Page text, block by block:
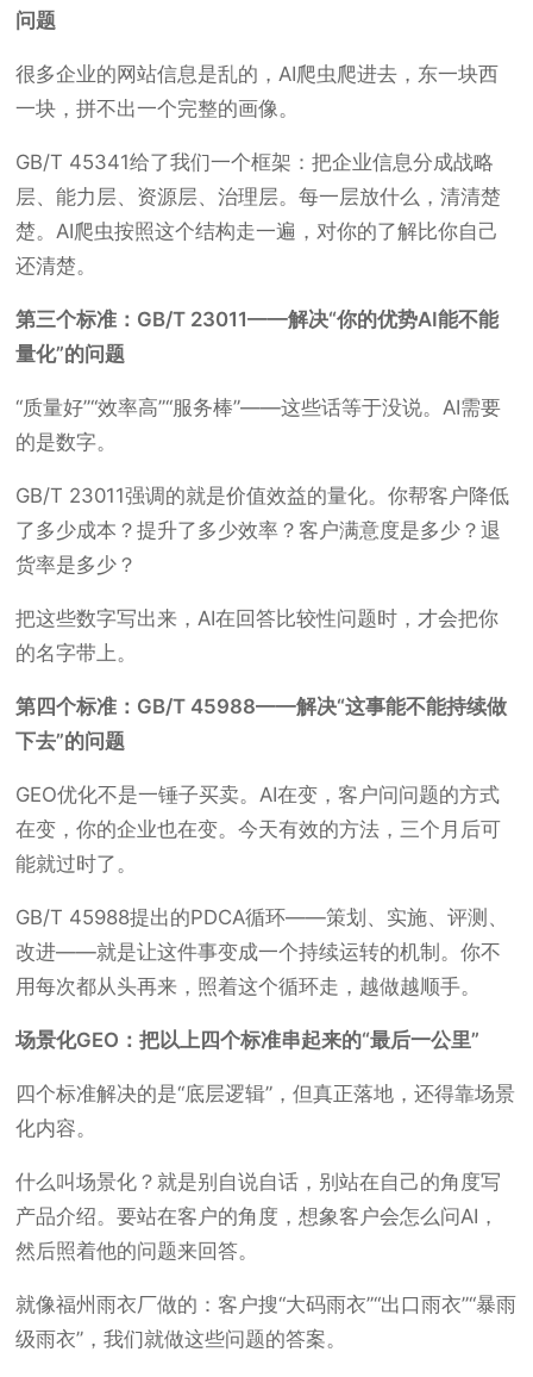
问题
很多企业的网站信息是乱的，AI爬虫爬进去，东一块西
一块，拼不出一个完整的画像。
GB/T 45341给了我们一个框架：把企业信息分成战略
层、能力层、资源层、治理层。每一层放什么，清清楚
楚。AI爬虫按照这个结构走一遍，对你的了解比你自己
还清楚。
第三个标准：GB/T 23011——解决“你的优势AI能不能
量化”的问题
“质量好”“效率高”“服务棒”——这些话等于没说。AI需要
的是数字。
GB/T 23011强调的就是价值效益的量化。你帮客户降低
了多少成本？提升了多少效率？客户满意度是多少？退
货率是多少？
把这些数字写出来，AI在回答比较性问题时，才会把你
的名字带上。
第四个标准：GB/T 45988——解决“这事能不能持续做
下去”的问题
GEO优化不是一锤子买卖。AI在变，客户问问题的方式
在变，你的企业也在变。今天有效的方法，三个月后可
能就过时了。
GB/T 45988提出的PDCA循环——策划、实施、评测、
改进——就是让这件事变成一个持续运转的机制。你不
用每次都从头再来，照着这个循环走，越做越顺手。
场景化GEO：把以上四个标准串起来的“最后一公里”
四个标准解决的是“底层逻辑”，但真正落地，还得靠场景
化内容。
什么叫场景化？就是别自说自话，别站在自己的角度写
产品介绍。要站在客户的角度，想象客户会怎么问AI，
然后照着他的问题来回答。
就像福州雨衣厂做的：客户搜“大码雨衣”“出口雨衣”“暴雨
级雨衣”，我们就做这些问题的答案。